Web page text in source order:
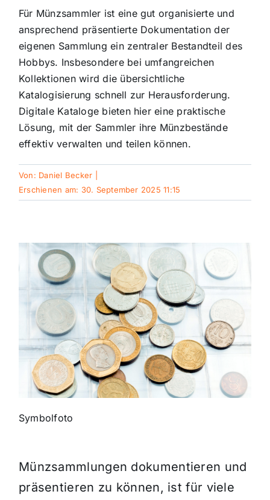
Sport
Kultur
Panorama
Mein Stadtteil
Galerie
Polizeimeldungen
Themen und Termine
Gewinnspiele
Für Münzsammler ist eine gut organisierte und
ansprechend präsentierte Dokumentation der
eigenen Sammlung ein zentraler Bestandteil des
Hobbys. Insbesondere bei umfangreichen
Kollektionen wird die übersichtliche
Katalogisierung schnell zur Herausforderung.
Digitale Kataloge bieten hier eine praktische
Lösung, mit der Sammler ihre Münzbestände
effektiv verwalten und teilen können.
Von: Daniel Becker
Erschienen am: 30. September 2025 11:15
Symbolfoto
Münzsammlungen dokumentieren und
präsentieren zu können, ist für viele